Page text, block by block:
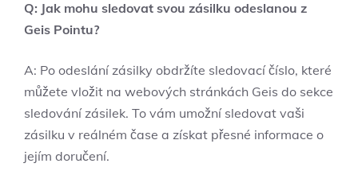
Q: Jak mohu sledovat svou zásilku odeslanou z
Geis Pointu?
A: Po odeslání zásilky obdržíte sledovací číslo, které
můžete vložit na webových stránkách Geis do sekce
sledování zásilek. To vám umožní sledovat vaši
zásilku v reálném čase a získat přesné informace o
jejím doručení.